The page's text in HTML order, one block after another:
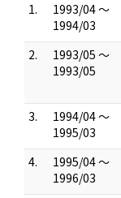
1.
1993/04 ～
1994/03
2.
1993/05 ～
1993/05
3.
1994/04 ～
1995/03
4.
1995/04 ～
1996/03